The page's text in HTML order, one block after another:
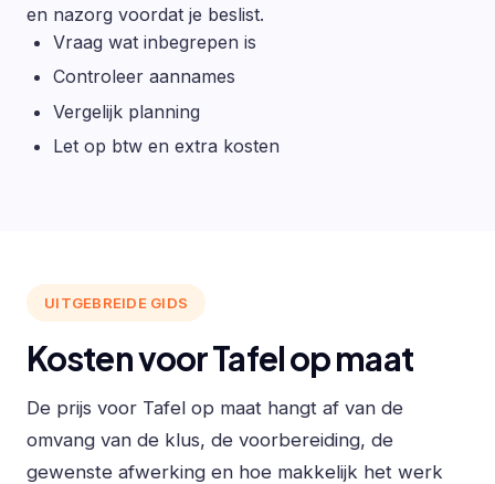
en nazorg voordat je beslist.
Vraag wat inbegrepen is
Controleer aannames
Vergelijk planning
Let op btw en extra kosten
UITGEBREIDE GIDS
Kosten voor Tafel op maat
De prijs voor Tafel op maat hangt af van de
omvang van de klus, de voorbereiding, de
gewenste afwerking en hoe makkelijk het werk